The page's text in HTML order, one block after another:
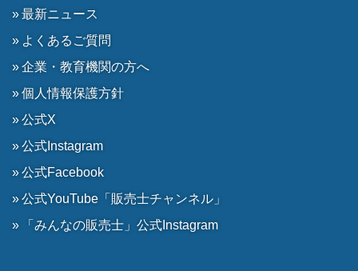
最新ニュース
よくあるご質問
企業・教育機関の方へ
個人情報保護方針
公式X
公式Instagram
公式Facebook
公式YouTube「販売士チャンネル」
「みんなの販売士」公式Instagram